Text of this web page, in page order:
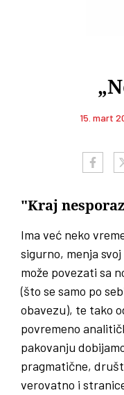
15. mart
"Kraj
Ima već neko
sigurno, menja
može povezati sa
(što se samo po
obavezu), te tako
povremeno
pakovanju
pragmatične,
verovatno i